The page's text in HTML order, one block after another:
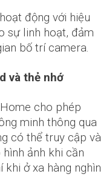
động với hiệu
sự linh hoạt, đảm
bố trí camera.
và thẻ nhớ
cho phép
minh thông qua
có thể truy cập và
ảnh khi cần
ở xa hàng nghìn